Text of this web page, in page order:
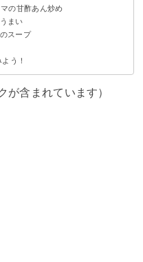
の甘酢あん炒め
まい
スープ
う！
が含まれています）